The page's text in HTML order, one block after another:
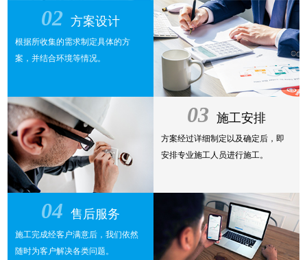
02 方案设计
根据所收集的需求制定具体的方
案，并结合环境等情况。
03 施工安排
方案经过详细制定以及确定后，即
安排专业施工人员进行施工。
04 售后服务
施工完成经客户满意后，我们依然
随时为客户解决各类问题。